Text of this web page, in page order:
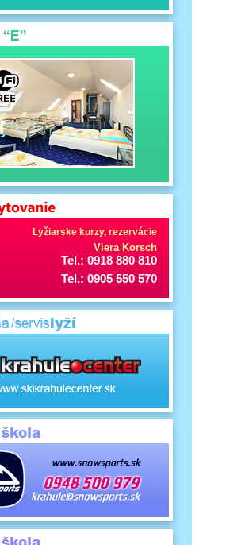
Lyžiarske kurzy, rezervácie
Viera Korsch
Tel.: 0918 880 810
Tel.: 0905 550 570